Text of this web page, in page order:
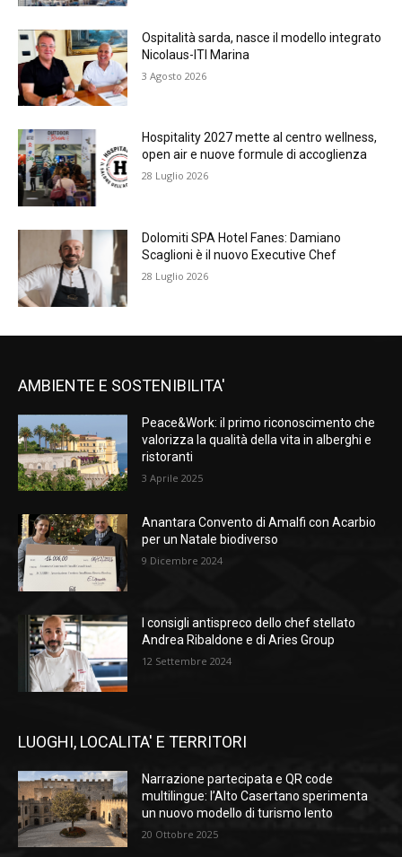
Ospitalità sarda, nasce il modello integrato
Nicolaus-ITI Marina
3 Agosto 2026
Hospitality 2027 mette al centro wellness,
open air e nuove formule di accoglienza
28 Luglio 2026
Dolomiti SPA Hotel Fanes: Damiano
Scaglioni è il nuovo Executive Chef
28 Luglio 2026
AMBIENTE E SOSTENIBILITA'
Peace&Work: il primo riconoscimento che
valorizza la qualità della vita in alberghi e
ristoranti
3 Aprile 2025
Anantara Convento di Amalfi con Acarbio
per un Natale biodiverso
9 Dicembre 2024
I consigli antispreco dello chef stellato
Andrea Ribaldone e di Aries Group
12 Settembre 2024
LUOGHI, LOCALITA' E TERRITORI
Narrazione partecipata e QR code
multilingue: l’Alto Casertano sperimenta
un nuovo modello di turismo lento
20 Ottobre 2025